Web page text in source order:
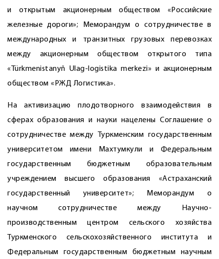
и открытым акционерным обществом «Российские
железные дороги»; Меморандум о сотрудничестве в
международных и транзитных грузовых перевозках
между акционерным обществом открытого типа
«Türkmenistanyň Ulag-logistika merkezi» и акционерным
обществом «РЖД Логистика».
На активизацию плодотворного взаимодействия в
сферах образования и науки нацелены Соглашение о
сотрудничестве между Туркменским государственным
университетом имени Махтумкули и Федеральным
государственным бюджетным образовательным
учреждением высшего образования «Астраханский
государственный университет»; Меморандум о
научном сотрудничестве между Научно-
производственным центром сельского хозяйства
Туркменского сельскохозяйственного института и
Федеральным государственным бюджетным научным